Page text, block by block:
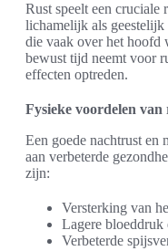
Rust speelt een cruciale
lichamelijk als
die vaak over het hoofd
bewust tijd neemt voor
effecten optreden.
Fysieke voordelen van
Een goede nachtrust en
aan verbeterde
zijn:
Versterking van
Lagere bloeddruk
Verbeterde